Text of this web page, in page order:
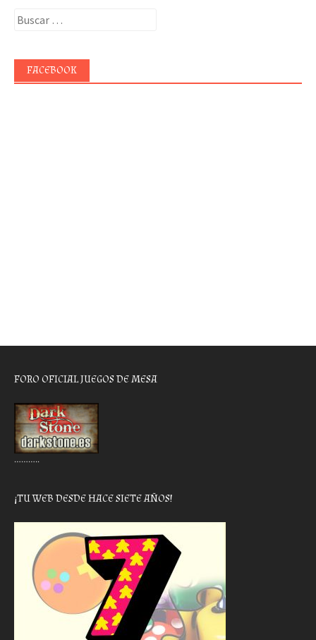
Buscar:
FACEBOOK
FORO OFICIAL JUEGOS DE MESA
………..
¡TU WEB DESDE HACE SIETE AÑOS!